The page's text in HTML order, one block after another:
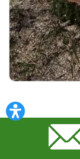
לא נכון
ולנזקים